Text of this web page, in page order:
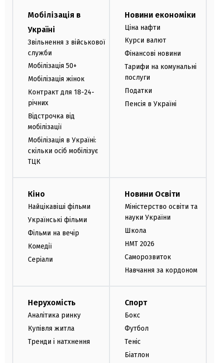
Мобілізація в
Україні
Звільнення з військової
служби
Мобілізація 50+
Мобілізація жінок
Контракт для 18-24-
річних
Відстрочка від
мобілізації
Мобілізація в Україні:
скільки осіб мобілізує
ТЦК
Новини економіки
Ціна нафти
Курси валют
Фінансові новини
Тарифи на комунальні
послуги
Податки
Пенсія в Україні
Кіно
Найцікавіші фільми
Українські фільми
Фільми на вечір
Комедії
Серіали
Новини Освіти
Міністерство освіти та
науки України
Школа
НМТ 2026
Саморозвиток
Навчання за кордоном
Нерухомість
Аналітика ринку
Купівля житла
Тренди і натхнення
Спорт
Бокс
Футбол
Теніс
Біатлон